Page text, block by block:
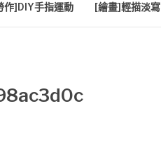
作]DIY手指運動 [繪畫]輕描淡寫